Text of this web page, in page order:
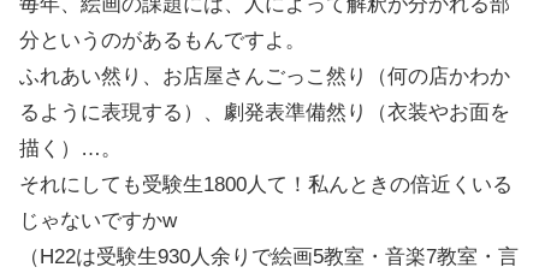
分というのがあるもんですよ。
ふれあい然り、お店屋さんごっこ然り（何の店かわか
るように表現する）、劇発表準備然り（衣装やお面を
描く）…。
それにしても受験生1800人て！私んときの倍近くいる
じゃないですかw
（H22は受験生930人余りで絵画5教室・音楽7教室・言